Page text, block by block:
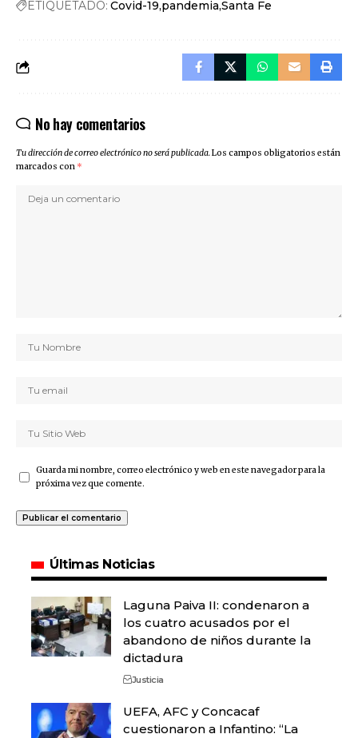
ETIQUETADO: Covid-19 pandemia Santa Fe
No hay comentarios
Tu dirección de correo electrónico no será publicada.Los campos obligatorios están
marcados con *
Guarda mi nombre, correo electrónico y web en este navegador para la
próxima vez que comente.
Últimas Noticias
Laguna Paiva II: condenaron a
los cuatro acusados por el
abandono de niños durante la
dictadura
Justicia
UEFA, AFC y Concacaf
cuestionaron a Infantino: “La